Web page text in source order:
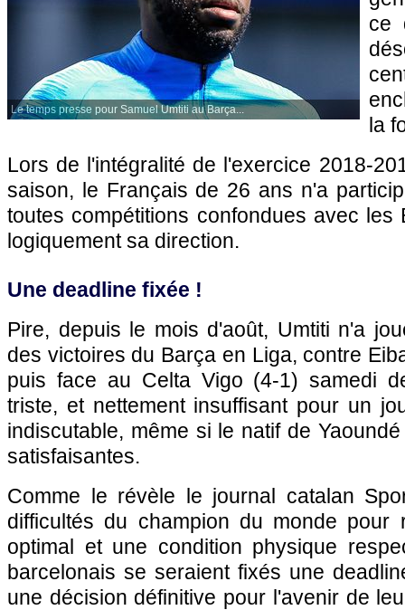
Le temps presse pour Samuel Umtiti au Barça...
ce
la
Lors de l'intégralité de l'exercice 2018-
saison, le Français de 26 ans n'a
toutes compétitions confondues avec les
logiquement sa direction.
Une deadline fixée !
Pire, depuis le mois d'août, Umtiti n'a
des victoires du Barça en Liga, contre
puis face au Celta Vigo (4-1) samedi
triste, et nettement insuffisant pour un
indiscutable, même si le natif de
satisfaisantes.
Comme le révèle le journal catalan
difficultés du champion du monde pour
optimal et une condition physique
barcelonais se seraient fixés une
une décision définitive pour l'avenir de